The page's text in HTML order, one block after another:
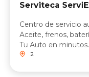
Serviteca
Centro de servicio
Aceite, frenos,
Tu Auto en minutos.
2